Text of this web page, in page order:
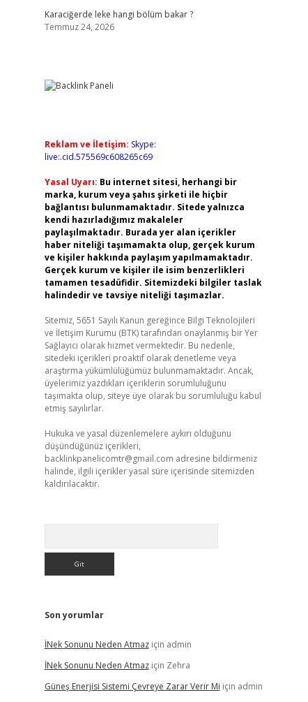
Karaciğerde leke hangi bölüm bakar ?
Temmuz 24, 2026
Reklam ve İletişim: Skype:
live:.cid.575569c608265c69
Yasal Uyarı: Bu internet sitesi, herhangi bir
marka, kurum veya şahıs şirketi ile hiçbir
bağlantısı bulunmamaktadır. Sitede yalnızca
kendi hazırladığımız makaleler
paylaşılmaktadır. Burada yer alan içerikler
haber niteliği taşımamakta olup, gerçek kurum
ve kişiler hakkında paylaşım yapılmamaktadır.
Gerçek kurum ve kişiler ile isim benzerlikleri
tamamen tesadüfidir. Sitemizdeki bilgiler taslak
halindedir ve tavsiye niteliği taşımazlar.
Sitemiz, 5651 Sayılı Kanun gereğince Bilgi Teknolojileri
ve İletişim Kurumu (BTK) tarafından onaylanmış bir Yer
Sağlayıcı olarak hizmet vermektedir. Bu nedenle,
sitedeki içerikleri proaktif olarak denetleme veya
araştırma yükümlülüğümüz bulunmamaktadır. Ancak,
üyelerimiz yazdıkları içeriklerin sorumluluğunu
taşımakta olup, siteye üye olarak bu sorumluluğu kabul
etmiş sayılırlar.
Hukuka ve yasal düzenlemelere aykırı olduğunu
düşündüğünüz içerikleri,
backlinkpanelicomtr@gmail.com adresine bildirmeniz
halinde, ilgili içerikler yasal süre içerisinde sitemizden
kaldırılacaktır.
Son yorumlar
İNek Sonunu Neden Atmaziçin admin
İNek Sonunu Neden Atmaziçin Zehra
Güneş Enerjisi Sistemi Çevreye Zarar Verir Mi için admin